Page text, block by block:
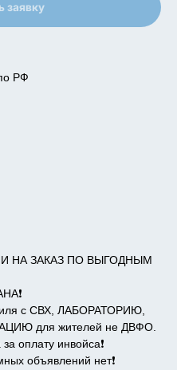
заявку
РФ
И НА ЗАКАЗ ПО ВЫГОДНЫМ
с СВХ, ЛАБОРАТОРИЮ,
для жителей не ДВФО.
оплату инвойса❗️
объявлений нет❗️